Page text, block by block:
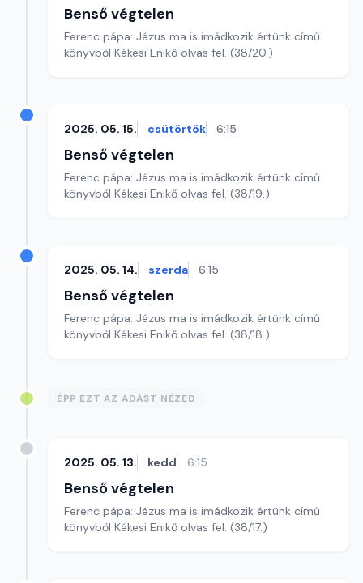
Benső végtelen
Ferenc pápa: Jézus ma is imádkozik értünk című
könyvből Kékesi Enikő olvas fel. (38/20.)
2025. 05. 15. csütörtök 6:15
Benső végtelen
Ferenc pápa: Jézus ma is imádkozik értünk című
könyvből Kékesi Enikő olvas fel. (38/19.)
2025. 05. 14. szerda 6:15
Benső végtelen
Ferenc pápa: Jézus ma is imádkozik értünk című
könyvből Kékesi Enikő olvas fel. (38/18.)
ÉPP EZT AZ ADÁST NÉZED
2025. 05. 13. kedd 6:15
Benső végtelen
Ferenc pápa: Jézus ma is imádkozik értünk című
könyvből Kékesi Enikő olvas fel. (38/17.)